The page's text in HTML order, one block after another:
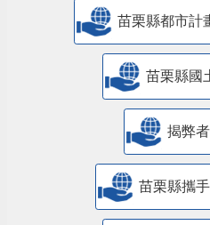
苗栗縣都市計
苗栗縣國
揭弊
苗栗縣攜